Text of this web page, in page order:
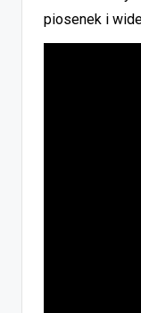
piosenek i